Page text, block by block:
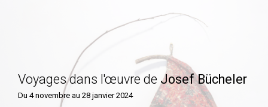
Voyages dans l'œuvre de Josef Bücheler
Du 4 novembre au 28 janvier 2024